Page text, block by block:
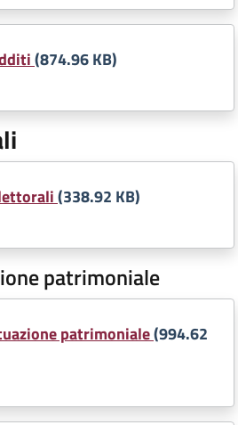
(874.96 KB)
(338.92 KB)
patrimoniale
patrimoniale(994.62